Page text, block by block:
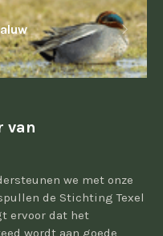
van
we met onze
de Stichting Texel
ervoor dat het
wordt aan goede